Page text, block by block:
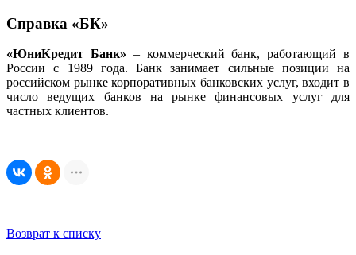
Cправка «БК»
«ЮниКредит Банк» – коммерческий банк, работающий в
России с 1989 года. Банк занимает сильные позиции на
российском рынке корпоративных банковских услуг, входит в
число ведущих банков на рынке финансовых услуг для
частных клиентов.
Возврат к списку